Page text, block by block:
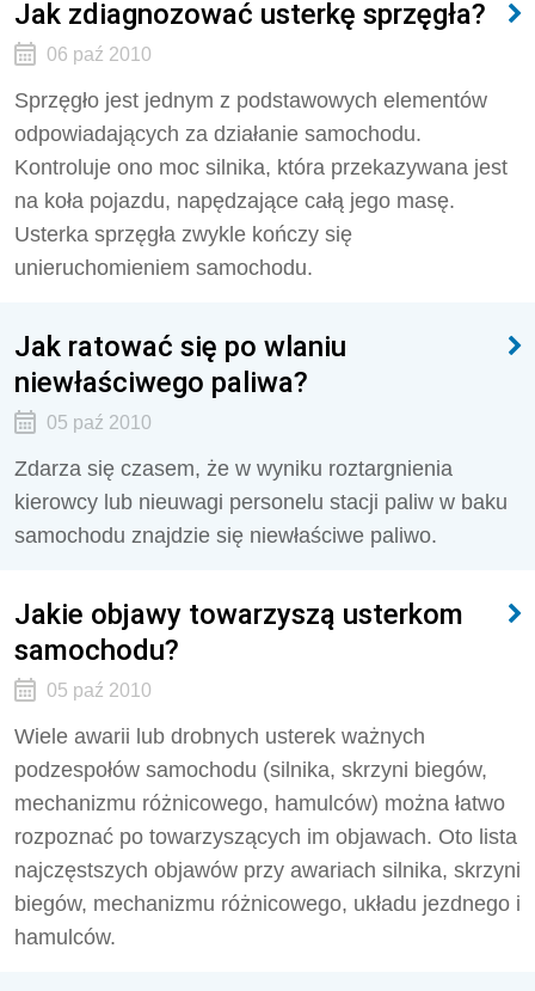
Jak zdiagnozować usterkę sprzęgła?
06 paź 2010
Sprzęgło jest jednym z podstawowych elementów
odpowiadających za działanie samochodu.
Kontroluje ono moc silnika, która przekazywana jest
na koła pojazdu, napędzające całą jego masę.
Usterka sprzęgła zwykle kończy się
unieruchomieniem samochodu.
Jak ratować się po wlaniu
niewłaściwego paliwa?
05 paź 2010
Zdarza się czasem, że w wyniku roztargnienia
kierowcy lub nieuwagi personelu stacji paliw w baku
samochodu znajdzie się niewłaściwe paliwo.
Jakie objawy towarzyszą usterkom
samochodu?
05 paź 2010
Wiele awarii lub drobnych usterek ważnych
podzespołów samochodu (silnika, skrzyni biegów,
mechanizmu różnicowego, hamulców) można łatwo
rozpoznać po towarzyszących im objawach. Oto lista
najczęstszych objawów przy awariach silnika, skrzyni
biegów, mechanizmu różnicowego, układu jezdnego i
hamulców.